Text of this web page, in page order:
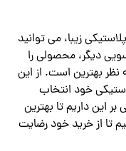
زیبا، می توانید
دیگر، محصولی را
نظر بهترین است. از این
خود انتخاب
این داریم تا بهترین
تا از خرید خود رضایت